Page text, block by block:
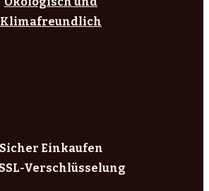
Klimafreundlich
Sicher Einkaufen
Verschlüsselung